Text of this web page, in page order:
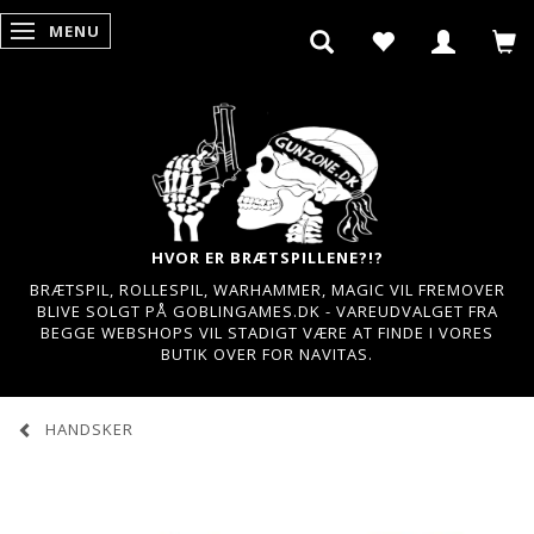
SKIFTE NAVIGATION
MENU
HVOR ER BRÆTSPILLENE?!?
BRÆTSPIL, ROLLESPIL, WARHAMMER, MAGIC VIL FREMOVER
BLIVE SOLGT PÅ GOBLINGAMES.DK - VAREUDVALGET FRA
BEGGE WEBSHOPS VIL STADIGT VÆRE AT FINDE I VORES
BUTIK OVER FOR NAVITAS.
HANDSKER